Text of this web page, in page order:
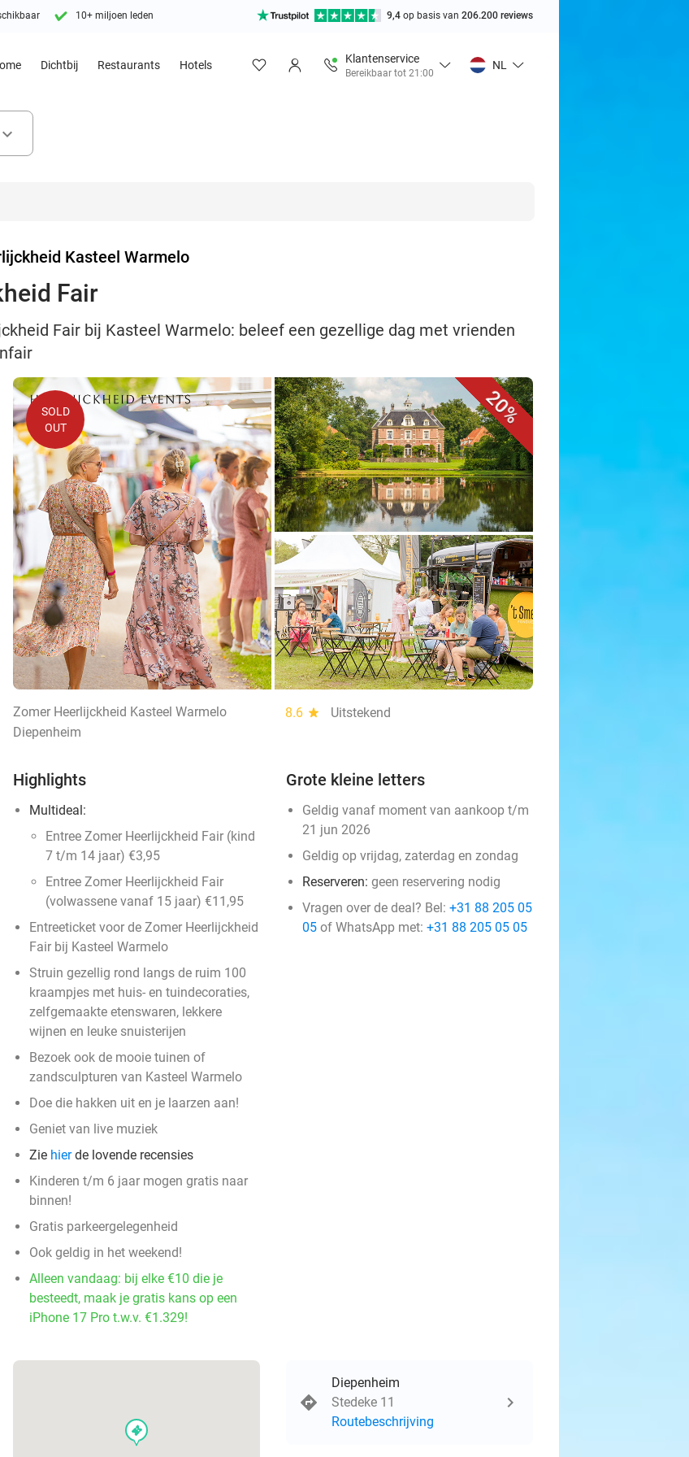
10+ miljoen leden 9,4 op basis van 206.200 reviews
Dichtbij Restaurants Hotels
Klantenservice
Bereikbaar tot 21:00
NL
keyboard_arrow_down
Kasteel Warmelo
Fair
Fair bij Kasteel Warmelo: beleef een gezellige dag met vrienden
20%
SOLD
OUT
Zomer Heerlijckheid Kasteel Warmelo 8.6 star
Uitstekend
Diepenheim
Highlights
Multideal:
Entree Zomer Heerlijckheid Fair (kind
7 t/m 14 jaar) €3,95
Entree Zomer Heerlijckheid Fair
(volwassene vanaf 15 jaar) €11,95
Entreeticket voor de Zomer Heerlijckheid
Fair bij Kasteel Warmelo
Struin gezellig rond langs de ruim 100
kraampjes met huis- en tuindecoraties,
zelfgemaakte etenswaren, lekkere
wijnen en leuke snuisterijen
Bezoek ook de mooie tuinen of
zandsculpturen van Kasteel Warmelo
Doe die hakken uit en je laarzen aan!
Geniet van live muziek
Zie hierde lovende recensies
Kinderen t/m 6 jaar mogen gratis naar
binnen!
Gratis parkeergelegenheid
Ook geldig in het weekend!
Alleen vandaag: bij elke €10 die je
besteedt, maak je gratis kans op een
iPhone 17 Pro t.w.v. €1.329!
Grote kleine letters
Geldig vanaf moment van aankoop t/m
21 jun 2026
Geldig op vrijdag, zaterdag en zondag
Reserveren: geen reservering nodig
Vragen over de deal? Bel: +31 88 205 05
05 of WhatsApp met: +31 88 205 05 05
events
Diepenheim
Stedeke 11
Routebeschrijving